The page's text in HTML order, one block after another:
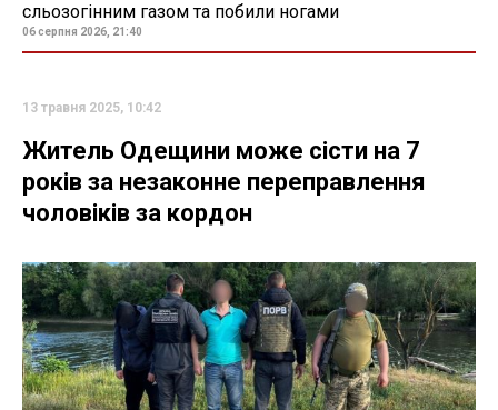
сльозогінним газом та побили ногами
06 серпня 2026, 21:40
13 травня 2025, 10:42
Житель Одещини може сісти на 7
років за незаконне переправлення
чоловіків за кордон